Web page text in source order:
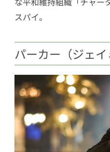
スパイ。
パーカー（ジェイ